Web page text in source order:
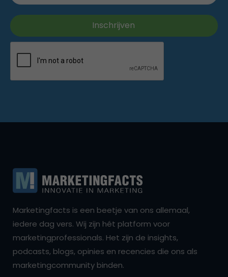
Marketingfacts is een beetje van ons allemaal,
iedere dag vers. Wij zijn hét platform voor
marketingprofessionals. Het zijn de insights,
podcasts, blogs, opinies en recencies die ons als
marketingcommunity binden.